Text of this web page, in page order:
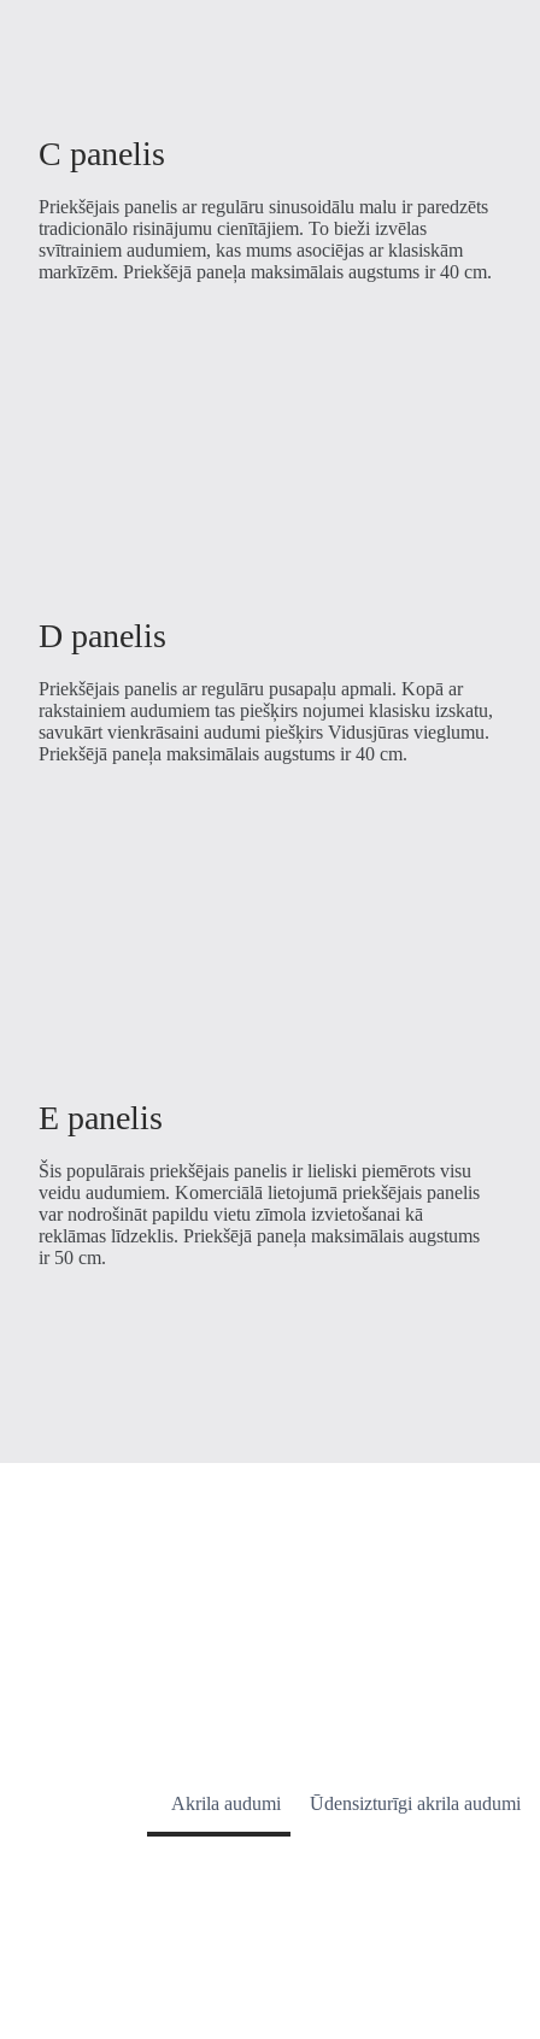
C panelis
Priekšējais panelis ar regulāru sinusoidālu malu ir paredzēts
tradicionālo risinājumu cienītājiem. To bieži izvēlas
svītrainiem audumiem, kas mums asociējas ar klasiskām
markīzēm. Priekšējā paneļa maksimālais augstums ir 40 cm.
D panelis
Priekšējais panelis ar regulāru pusapaļu apmali. Kopā ar
rakstainiem audumiem tas piešķirs nojumei klasisku izskatu,
savukārt vienkrāsaini audumi piešķirs Vidusjūras vieglumu.
Priekšējā paneļa maksimālais augstums ir 40 cm.
E panelis
Šis populārais priekšējais panelis ir lieliski piemērots visu
veidu audumiem. Komerciālā lietojumā priekšējais panelis
var nodrošināt papildu vietu zīmola izvietošanai kā
reklāmas līdzeklis. Priekšējā paneļa maksimālais augstums
ir 50 cm.
Akrila audumi Ūdensizturīgi akrila audumi